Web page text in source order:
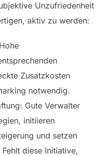
Unzufriedenheit
aktiv zu werden:
Zusatzkosten
notwendig.
Gute Verwalter
initiieren
und setzen
diese Initiative,